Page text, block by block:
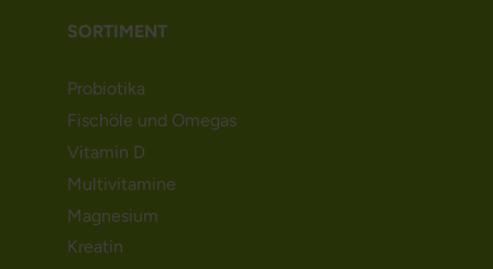
SORTIMENT
Probiotika
Fischöle und Omegas
Vitamin D
Multivitamine
Magnesium
Kreatin